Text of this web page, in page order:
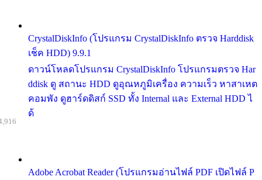
CrystalDiskInfo (โปรแกรม CrystalDiskInfo ตรวจ Harddisk
เช็ค HDD) 9.9.1
ดาวน์โหลดโปรแกรม CrystalDiskInfo โปรแกรมตรวจ Har
ddisk ดู สถานะ HDD ดูอุณหภูมิเครื่อง ความเร็ว หาสาเหต
คอมพัง ดูฮาร์ดดิสก์ SSD ทั้ง Internal และ External HDD ไ
ด้
Adobe Acrobat Reader (โปรแกรมอ่านไฟล์ PDF เปิดไฟล์ P